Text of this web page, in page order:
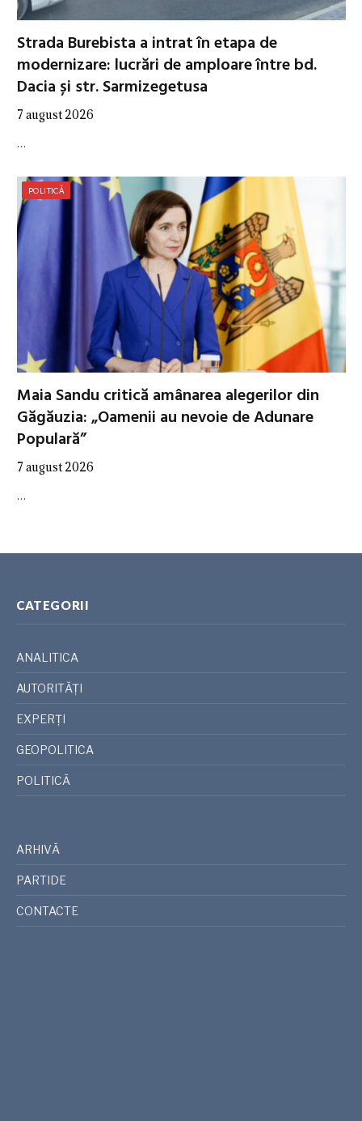
Strada Burebista a intrat în etapa de
modernizare: lucrări de amploare între bd.
Dacia și str. Sarmizegetusa
7 august 2026
…
POLITICĂ
Maia Sandu critică amânarea alegerilor din
Găgăuzia: „Oamenii au nevoie de Adunare
Populară”
7 august 2026
…
CATEGORII
ANALITICA
AUTORITĂȚI
EXPERȚI
GEOPOLITICA
POLITICĂ
ARHIVĂ
PARTIDE
CONTACTE